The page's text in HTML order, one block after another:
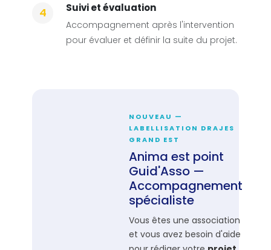
4 Suivi et évaluation
Accompagnement après l'intervention
pour évaluer et définir la suite du projet.
NOUVEAU —
LABELLISATION DRAJES
GRAND EST
Anima est point
Guid'Asso —
Accompagnement
spécialiste
Vous êtes une association
et vous avez besoin d'aide